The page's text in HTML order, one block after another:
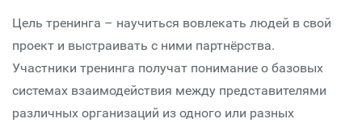
Цель тренинга – научиться вовлекать людей в свой
проект и выстраивать с ними партнёрства.
Участники тренинга получат понимание о базовых
системах взаимодействия между представителями
различных организаций из одного или разных